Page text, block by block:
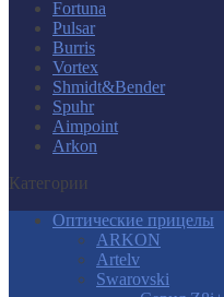
Fortuna
Pulsar
Burris
Vortex
Shmidt&Bender
Spuhr
Aimpoint
Arkon
Категории
Оптические прицелы
ARKON
Artelv
Swarovski